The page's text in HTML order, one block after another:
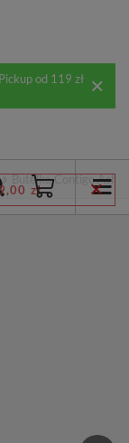
od 119 zł
zł
Butelka Contigo